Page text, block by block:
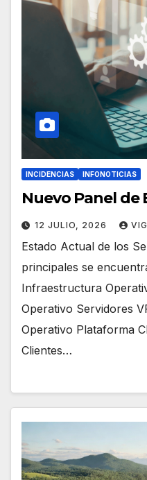
INCIDENCIAS INFONOTICIAS
Nuevo Panel de
12 JULIO, 2026
Estado Actual de los
principales se
Infraestructura
Operativo Servidores
Operativo Plataforma
Clientes…